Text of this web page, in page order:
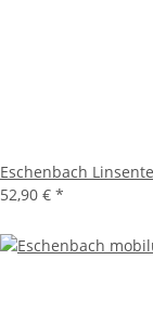
Eschenbach
52,90 € *